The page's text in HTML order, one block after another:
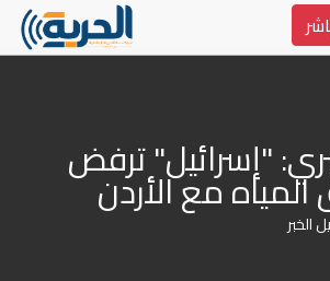
مع الأردن
الخبر